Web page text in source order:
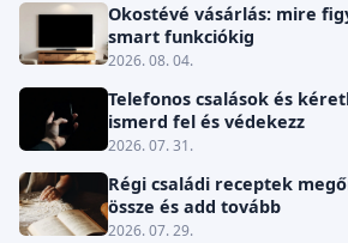
Okostévé vásárlás: mire
smart funkciókig
2026. 08. 04.
Telefonos csalások és
ismerd fel és védekezz
2026. 07. 31.
Régi családi receptek
össze és add tovább
2026. 07. 29.